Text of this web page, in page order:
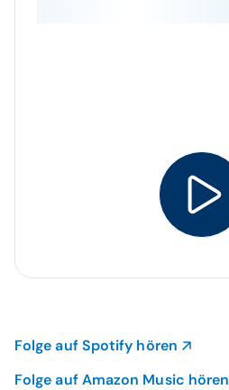
Folge auf Spotify hören
Folge auf Amazon Music hören